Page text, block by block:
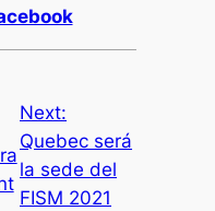
Next:
Quebec será
la sede del
FISM 2021